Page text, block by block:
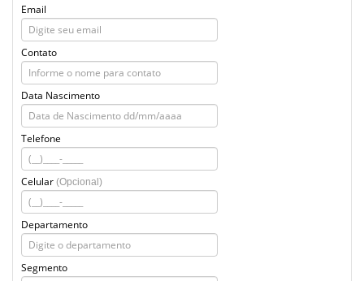
Email
Contato
Data Nascimento
Telefone
Celular (Opcional)
Departamento
Segmento